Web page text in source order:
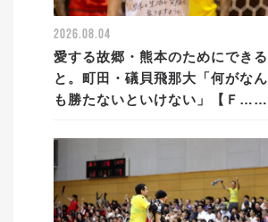
2026.08.04
愛する故郷・熊本のためにできる
と。町田・礒貝飛那大「何がな
も勝たないといけない」【Ｆ……